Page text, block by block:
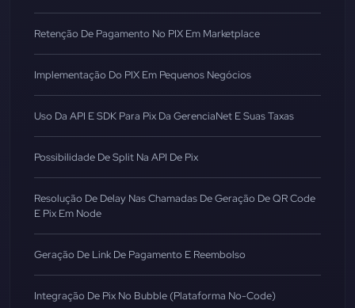
Retenção De Pagamento No PIX Em Marketplace
Implementação Do PIX Em Pequenos Negócios
Uso Da API E SDK Para Pix Da GerenciaNet E Suas Taxas
Possibilidade De Split Na API De Pix
Resolução De Delay Nas Chamadas De Geração De QR Code
E Pix Em Node
Geração De Link De Pagamento E Reembolso
Integração De Pix No Bubble (Plataforma No-Code)